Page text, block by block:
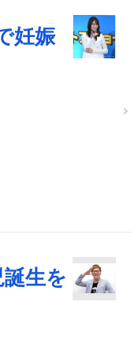
妊娠
生を